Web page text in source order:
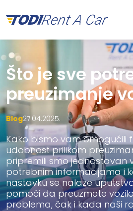
Što je sve
preuzimanje
Blog27.04.2025.
Kako bismo vam omogućili
udobnost prilikom
pripremili smo jednostavan
potrebnim informacijama i
nastavku se nalaze
pomoći da preuzmete
problema, čak i kada naši